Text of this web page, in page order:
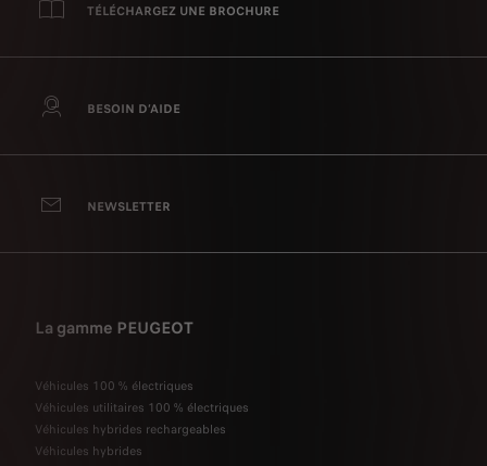
TÉLÉCHARGEZ UNE BROCHURE
BESOIN D’AIDE
NEWSLETTER
La gamme PEUGEOT
Véhicules 100 % électriques
Véhicules utilitaires 100 % électriques
Véhicules hybrides rechargeables
Véhicules hybrides